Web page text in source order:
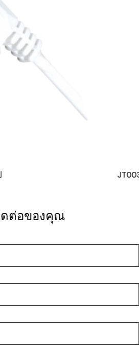
ายไฟส่วนต่อท้ายสามคอร์มาตรฐานยุ
ดต่อของคุณ